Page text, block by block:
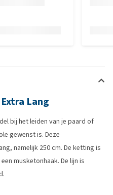
Lang
bij het leiden van je paard of
gewenst is. Deze
namelijk 250 cm. De ketting is
musketonhaak. De lijn is